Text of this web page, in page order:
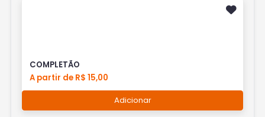
COMPLETÃO
A partir de R$ 15,00
Adicionar